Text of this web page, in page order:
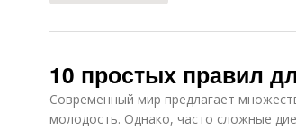
10 простых правил
Современный мир предлагает
молодость. Однако, часто сложные